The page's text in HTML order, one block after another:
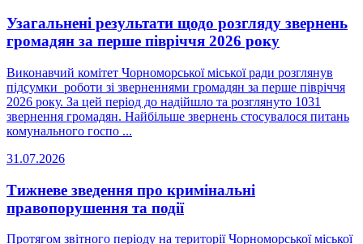
Узагальнені результати щодо розгляду звернень
громадян за перше півріччя 2026 року
Виконавчий комітет Чорноморської міської ради розглянув
підсумки роботи зі зверненнями громадян за перше півріччя
2026 року. За цей період до надійшло та розглянуто 1031
звернення громадян. Найбільше звернень стосувалося питань
комунального госпо ...
31.07.2026
Тижневе зведення про кримінальні
правопорушення та події
Протягом звітного періоду на території Чорноморської міської